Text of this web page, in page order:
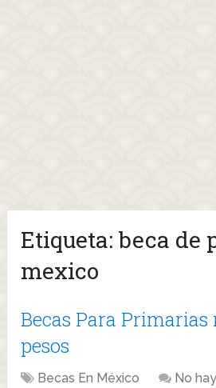
Etiqueta:beca de
mexico
Becas Para Primarias
pesos
Becas En México No